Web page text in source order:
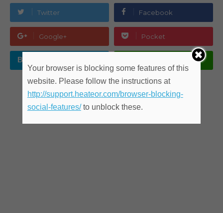
Twitter Facebook
Google+ Pocket
B!
Your browser is blocking some features of this
website. Please follow the instructions at
http://support.heateor.com/browser-blocking-
social-features/to unblock these.